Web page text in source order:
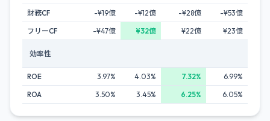
財務CF
-¥19億 -¥12億 -¥28億
-¥53億
フリーCF
-¥47億 ¥32億 ¥22億 ¥23億
効率性
ROE 3.97% 4.03% 7.32%
6.99%
ROA
3.50% 3.45% 6.25% 6.05%